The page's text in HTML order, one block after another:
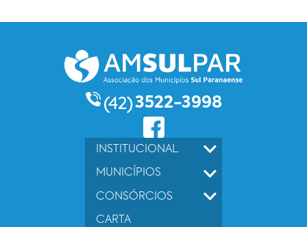
(42)3522-3998
INSTITUCIONAL
MUNICÍPIOS
CONSÓRCIOS
CARTA